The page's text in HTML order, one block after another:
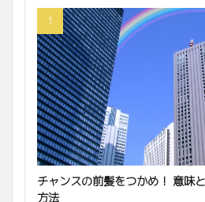
チャンスの前髪をつかめ！ 意味
方法